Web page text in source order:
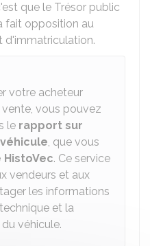
que le Trésor public
fait opposition au
d'immatriculation.
votre acheteur
vous pouvez
le rapport sur
, que vous
HistoVec. Ce service
vendeurs et aux
les informations
et la
véhicule.